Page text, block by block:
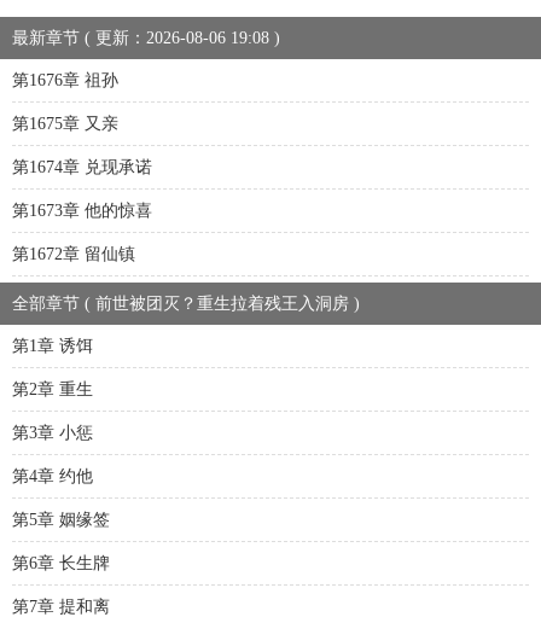
最新章节 ( 更新：2026-08-06 19:08 )
第1676章 祖孙
第1675章 又亲
第1674章 兑现承诺
第1673章 他的惊喜
第1672章 留仙镇
全部章节 ( 前世被团灭？重生拉着残王入洞房 )
第1章 诱饵
第2章 重生
第3章 小惩
第4章 约他
第5章 姻缘签
第6章 长生牌
第7章 提和离